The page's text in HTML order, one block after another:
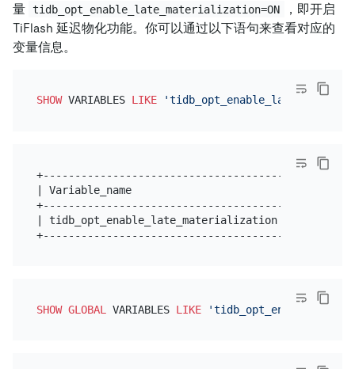
量 tidb_opt_enable_late_materialization=ON
，即开启
TiFlash 延迟物化功能。你可以通过以下语句来查看对应的
变量信息。
SHOW VARIABLES LIKE
+--------------------------------------+-------+
| Variable_name                        | Value |
+--------------------------------------+-------+
| tidb_opt_enable_late_materialization | ON    |
SHOW GLOBAL VARIABLES LIKE